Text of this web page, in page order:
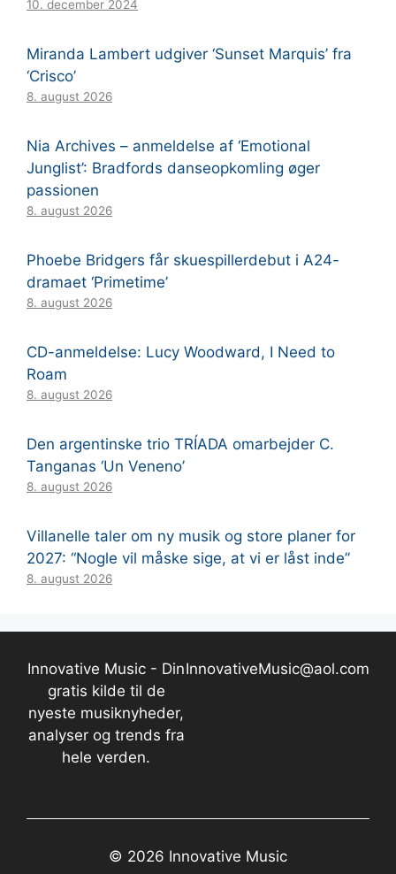
10. december 2024
Miranda Lambert udgiver ‘Sunset Marquis’ fra
‘Crisco’
8. august 2026
Nia Archives – anmeldelse af ‘Emotional
Junglist’: Bradfords danseopkomling øger
passionen
8. august 2026
Phoebe Bridgers får skuespillerdebut i A24-
dramaet ‘Primetime’
8. august 2026
CD-anmeldelse: Lucy Woodward, I Need to
Roam
8. august 2026
Den argentinske trio TRÍADA omarbejder C.
Tanganas ‘Un Veneno’
8. august 2026
Villanelle taler om ny musik og store planer for
2027: “Nogle vil måske sige, at vi er låst inde”
8. august 2026
Innovative Music - Din
gratis kilde til de
nyeste musiknyheder,
analyser og trends fra
hele verden.
InnovativeMusic@aol.com
© 2026 Innovative Music